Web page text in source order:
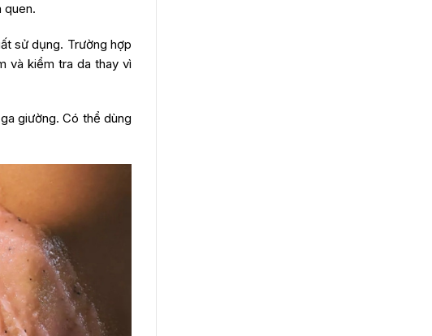
quen.
sử dụng. Trường hợp
và kiểm tra da thay vì
giường. Có thể dùng